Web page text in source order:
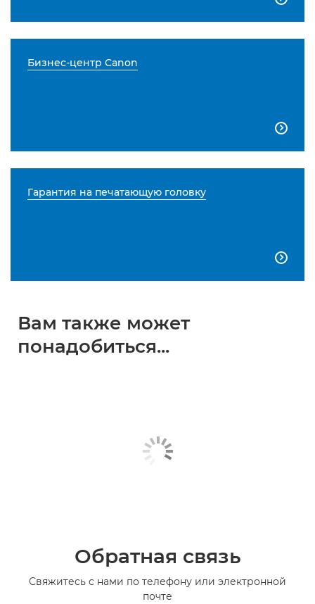
Бизнес-центр Canon

Гарантия на печатающую головку

Вам также может
понадобиться...
Обратная связь
Свяжитесь с нами по телефону или электронной
почте